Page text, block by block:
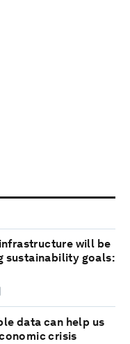
will be
sustainability goals:
data can help us
crisis